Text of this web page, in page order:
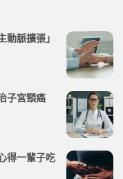
脈擴張」
子宮頸癌
得一輩子吃